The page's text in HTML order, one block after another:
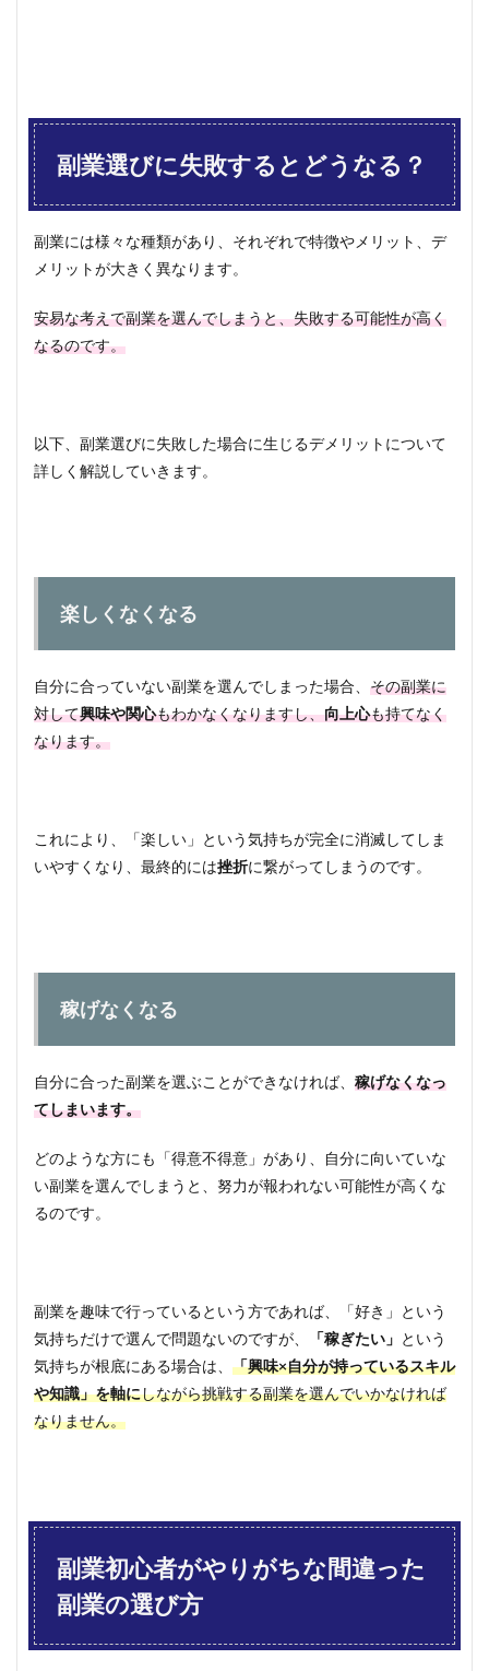
な
1.1
くな
くな
る
稼げ
なく
なる
者が
やり
がち
方
げそ
う」
で選
ぶ
高
で選
に選
3
自分
った
副業
選び
方と
は？
1：ス
キル
や知
識の
棚卸
3.2
ステ
ップ
3：興
ある
副業選びに失敗するとどうなる？
副業には様々な種類があり、それぞれで特徴やメリット、デ
メリットが大きく異なります。
安易な考えで副業を選んでしまうと、失敗する可能性が高く
なるのです。
以下、副業選びに失敗した場合に生じるデメリットについて
詳しく解説していきます。
楽しくなくなる
自分に合っていない副業を選んでしまった場合、 その副業に
対して興味や関心もわかなくなりますし、向上心も持てなく
なります。
これにより、「楽しい」という気持ちが完全に消滅してしま
いやすくなり、最終的には挫折に繋がってしまうのです。
稼げなくなる
自分に合った副業を選ぶことができなければ、 稼げなくなっ
てしまいます。
どのような方にも「得意不得意」があり、自分に向いていな
い副業を選んでしまうと、努力が報われない可能性が高くな
るのです。
副業を趣味で行っているという方であれば、「好き」という
気持ちだけで選んで問題ないのですが、
「稼ぎたい」 という
気持ちが根底にある場合は、 「興味×自分が持っているスキル
や知識」を軸にしながら挑戦する副業を選んでいかなければ
なりません。
副業初心者がやりがちな間違った
副業の選び方